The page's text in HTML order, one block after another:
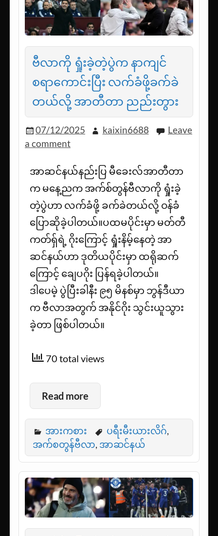
ဗီလာကို ရှုံးခဲ့တဲ့ပွဲက နာကျင်
စရာကောင်းပြီး လက်ခံဖို့ခက်ခဲ
တယ်လို့ အာတီတာ ညည်းတွား
07/12/2025 kaixin6688
Leave
a comment
အာဆင်နယ်နည်းပြ မီခေးလ်အာတီတာ
က မနေ့ညက အက်စ်တွန်ဗီလာကို ရှုံးခဲ့
တဲ့ပွဲဟာ လက်ခံဖို့ ခက်ခဲတယ်လို့ ဝန်ခံ
ပြောဆိုခဲ့ပါတယ်။ပထမပိုင်းမှာ မတ်တီ
ကတ်ရှ်ရဲ့ ဂိုးကြောင့် ရှုံးနိမ့်နေတဲ့ အာ
ဆင်နယ်ဟာ ဒုတိယပိုင်းမှာ ထရိုဆက်
ကြောင့် ချေပဂိုး ပြန်ရခဲ့ပါတယ်။
ဒါပေမဲ့ ပွဲပြီးခါနီး ၉၅ မိနစ်မှာ ဘွန်ဒီယာ
က ဗီလာအတွက် အနိုင်ဂိုး သွင်းယူသွား
ခဲ့တာ ဖြစ်ပါတယ်။
70 total views
Read more
အားကစား ပရီးမီးယားလိဂ်,
အက်စတွန်ဗီလာ, အာဆင်နယ်